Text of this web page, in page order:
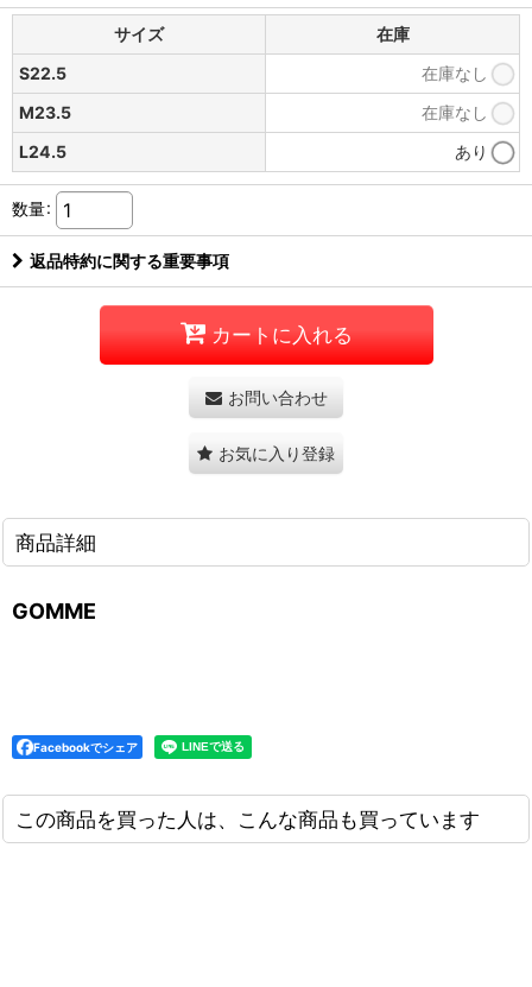
サイズ
在庫
S22.5
在庫なし
M23.5
在庫なし
L24.5
あり
数量:
返品特約に関する重要事項
カートに入れる
お問い合わせ
お気に入り登録
商品詳細
GOMME
Facebookでシェア
この商品を買った人は、こんな商品も買っています